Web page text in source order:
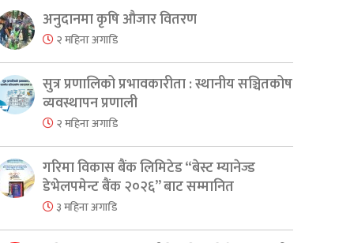
अनुदानमा कृषि औजार वितरण
२ महिना अगाडि
सुत्र प्रणालिको प्रभावकारीता : स्थानीय सञ्चितकोष
व्यवस्थापन प्रणाली
२ महिना अगाडि
गरिमा विकास बैंक लिमिटेड “बेस्ट म्यानेज्ड
डेभेलपमेन्ट बैंक २०२६” बाट सम्मानित
३ महिना अगाडि